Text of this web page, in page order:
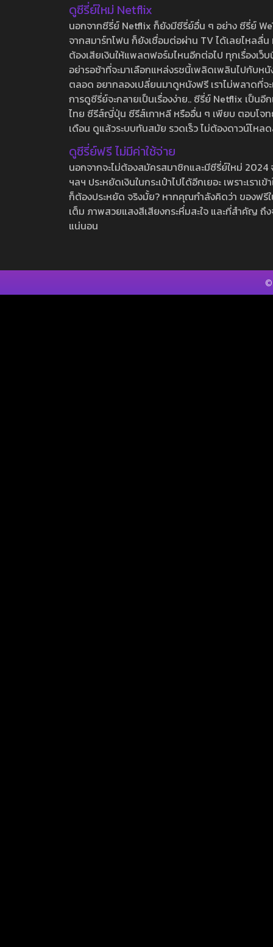
ดูซีรี่ย์ใหม่ Netflix
นอกจากซีรี่ย์ Netflix ก็ยังมีซีรี่ย์อื่น ๆ อย่าง ซีรี่ย์
จากสมาร์ทโฟน ก็ยังเชื่อมต่อผ่าน TV ได้เลยไหลลื่
ต้องเสียเงินให้แพลตฟอร์มไหนอีกต่อไป ทุกเรื่องเว็
อย่ารอช้าที่จะมาเลือกแหล่งรชนี้เพลิดเพลินไปกับห
ตลอด อยากลองเปลี่ยนมาดูหนังฟรี เราไม่พลาดที่
การดูซีรี่ย์จะกลายเป็นเรื่องง่าย.. ซีรี่ย์ Netflix เป็น
ไทย ซีรีส์ญี่ปุ่น ซีรีส์เกาหลี หรืออื่น ๆ เพียบ ตอบโจท
เดือน ดูแล้วระบบทันสมัย รวดเร็ว ไม่ต้องดาวน์โห
ดูซีรี่ย์ฟรี ไม่มีค่าใช้จ่าย
นอกจากจะไม่ต้องสมัครสมาชิกและมีซีรี่ย์ใหม่
ฯลฯ ประหยัดเงินในกระเป๋าไปได้อีกเยอะ เพราะเร
ก็ต้องประหยัด จริงมั้ย? หากคุณกำลังคิดว่า ของฟ
เต็ม ภาพสวยแสงสีเสียงกระหึ่มสะใจ และที่สำคัญ
แน่นอน
©